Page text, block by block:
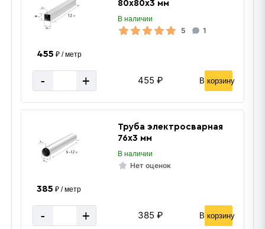
80х80х3 мм
В наличии
5 1
455 ₽ / метр
- + 455 ₽ В корзину
Труба электросварная
76х3 мм
В наличии
Нет оценок
385 ₽ / метр
- + 385 ₽ В корзину